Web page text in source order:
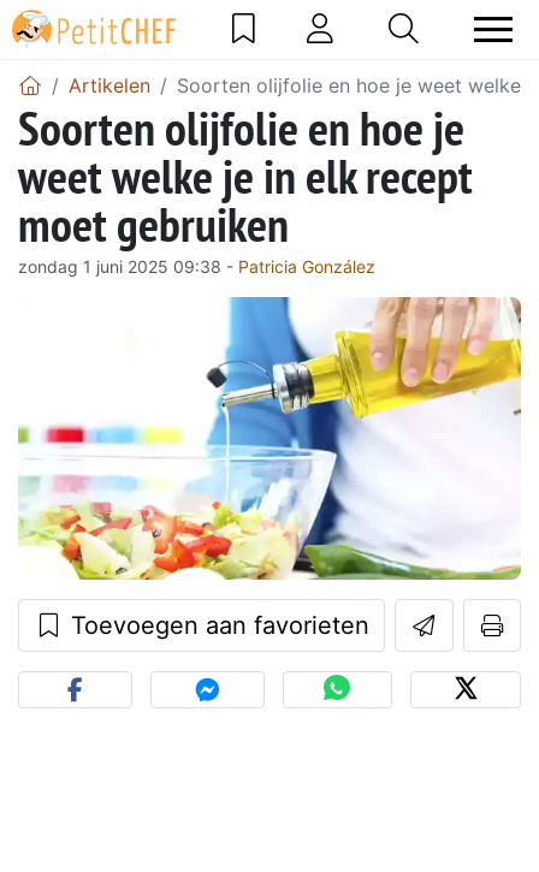
Artikelen Soorten olijfolie en hoe je weet welke
Soorten olijfolie en hoe je
weet welke je in elk recept
moet gebruiken
zondag 1 juni 2025 09:38 - Patricia González
Toevoegen aan favorieten